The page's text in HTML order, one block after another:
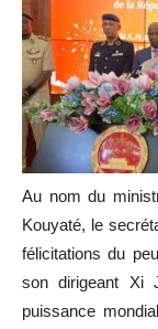
Au nom du
Kouyaté, le
félicitations du
son dirigeant Xi
puissance